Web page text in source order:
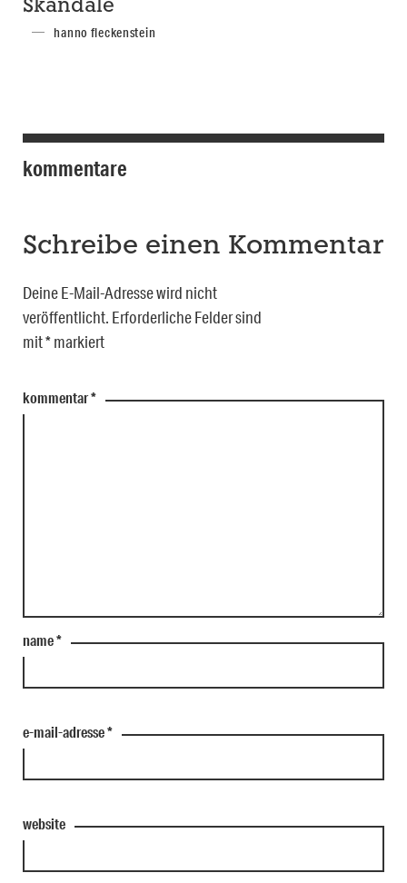
Skandale
hanno fleckenstein
kommentare
Schreibe einen Kommentar
Deine E-Mail-Adresse wird nicht
veröffentlicht. Erforderliche Felder sind
mit*markiert
kommentar*
name*
e-mail-adresse*
website